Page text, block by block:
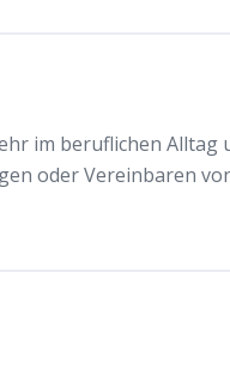
im beruflichen Alltag
oder Vereinbaren